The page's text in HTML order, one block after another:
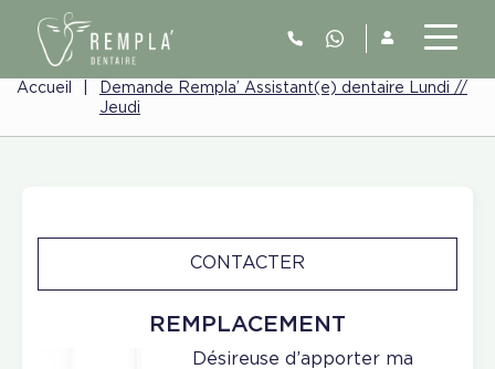
Accueil
Demande Rempla’ Assistant(e) dentaire Lundi //
Jeudi
REMPLACEMENT
CONTACTER
Désireuse d’apporter ma